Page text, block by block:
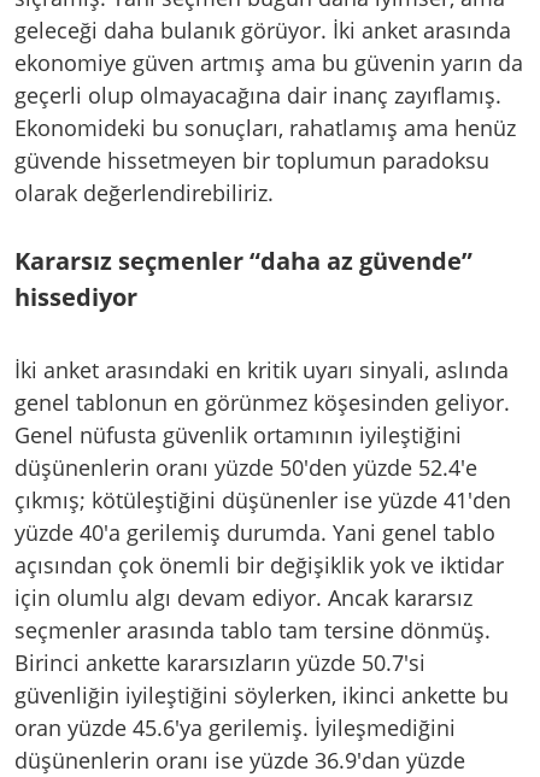
geleceği daha bulanık görüyor. İki anket arasında
ekonomiye güven artmış ama bu güvenin yarın da
geçerli olup olmayacağına dair inanç zayıflamış.
Ekonomideki bu sonuçları, rahatlamış ama henüz
güvende hissetmeyen bir toplumun paradoksu
olarak değerlendirebiliriz.
Kararsız seçmenler “daha az güvende”
hissediyor
İki anket arasındaki en kritik uyarı sinyali, aslında
genel tablonun en görünmez köşesinden geliyor.
Genel nüfusta güvenlik ortamının iyileştiğini
düşünenlerin oranı yüzde 50'den yüzde 52.4'e
çıkmış; kötüleştiğini düşünenler ise yüzde 41'den
yüzde 40'a gerilemiş durumda. Yani genel tablo
açısından çok önemli bir değişiklik yok ve iktidar
için olumlu algı devam ediyor. Ancak kararsız
seçmenler arasında tablo tam tersine dönmüş.
Birinci ankette kararsızların yüzde 50.7'si
güvenliğin iyileştiğini söylerken, ikinci ankette bu
oran yüzde 45.6'ya gerilemiş. İyileşmediğini
düşünenlerin oranı ise yüzde 36.9'dan yüzde